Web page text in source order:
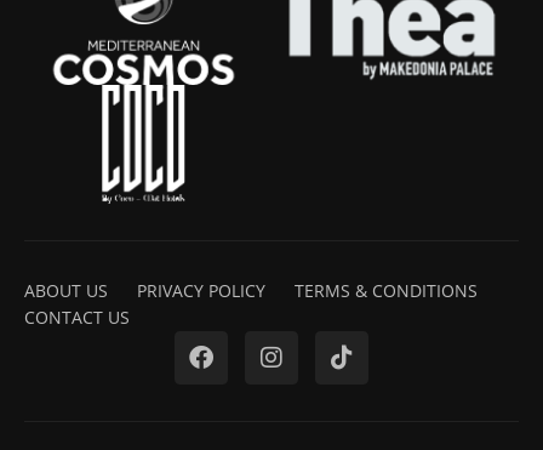
ABOUT US PRIVACY POLICY
TERMS & CONDITIONS
CONTACT US